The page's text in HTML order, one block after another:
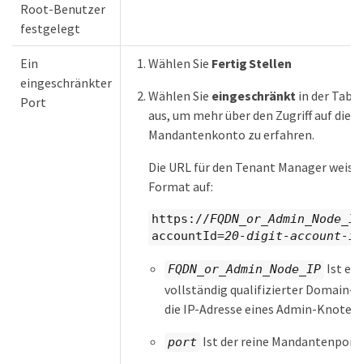
Root-Benutzer
festgelegt
Ein
eingeschränkter
Port
Wählen Sie Fertig Stellen
Wählen Sie eingeschränktin der
aus, um mehr über den Zugriff auf
Mandantenkonto zu erfahren.
Die URL für den Tenant Manager
Format auf:
https://
accountId=20-digit-account-id
FQDN_or_Admin_Node_IP Ist ein
vollständig qualifizierter Domain-
die IP-Adresse eines Admin-
port Ist der reine Mandantenport